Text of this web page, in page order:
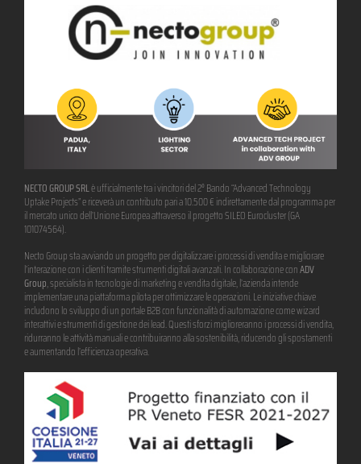
NECTO GROUP SRLè ufficialmente tra i vincitori del 2° Bando “Advanced Technology
Uptake Projects” e riceverà un contributo pari a 10.500 € indirettamente dal programma per
il mercato unico dell’Unione Europea attraverso il progetto SILEO Eurocluster (GA
101074564).
Necto Group sta avviando un progetto per digitalizzare i processi di vendita e migliorare
l’interazione con i clienti tramite strumenti digitali avanzati. In collaborazione conADV
Group, specialista in tecnologie di marketing e vendita digitale, l’azienda intende
implementare una piattaforma pilota per ottimizzare le operazioni. Le iniziative chiave
includono lo sviluppo di un portale B2B con funzionalità di automazione come wizard
interattivi e strumenti di gestione dei lead. Questi sforzi miglioreranno i processi di vendita,
ridurranno le attività manuali e contribuiranno alla sostenibilità, riducendo gli spostamenti
e aumentando l’efficienza operativa.